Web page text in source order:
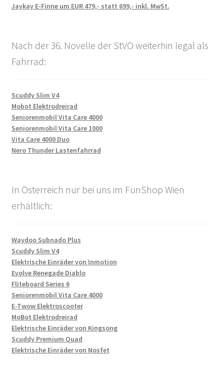
Jaykay E-Finne um EUR 479,- statt 699,- inkl. MwSt.
Nach der 36. Novelle der StVO weiterhin legal als
Fahrrad:
Scuddy Slim V4
Mobot Elektrodreirad
Seniorenmobil Vita Care 4000
Seniorenmobil Vita Care 1000
Vita Care 4000 Duo
Nero Thunder Lastenfahrrad
In Österreich nur bei uns im FunShop Wien
erhältlich:
Waydoo Subnado Plus
Scuddy Slim V4
Elektrische Einräder von Inmotion
Evolve Renegade Diablo
Fliteboard Series 6
Seniorenmobil Vita Care 4000
E-Twow Elektroscooter
MoBot Elektrodreirad
Elektrische Einräder von Kingsong
Scuddy Premium Quad
Elektrische Einräder von Nosfet